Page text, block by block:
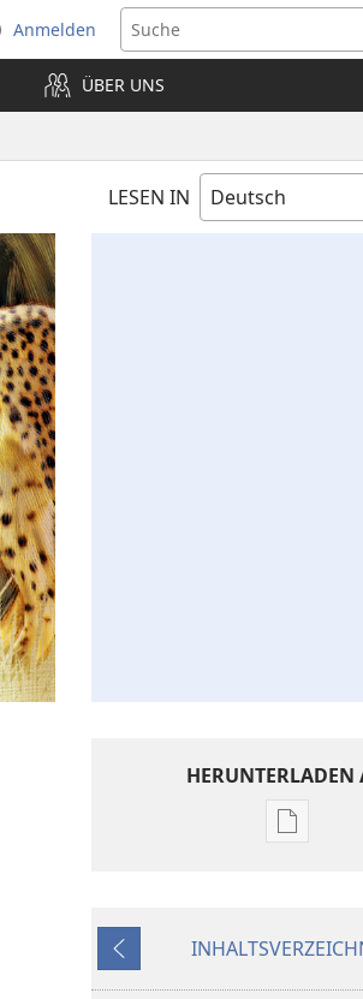
Anmelden
(öffnet
neues
Fenster)ÜBER UNS
LESEN IN
HERUNTERLADEN
Zurück